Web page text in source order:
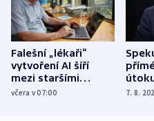
Falešní „lékaři“
vytvoření AI šíří
mezi staršími
Poláky nebezpečné
včera v 07:00
míní
7. 8.